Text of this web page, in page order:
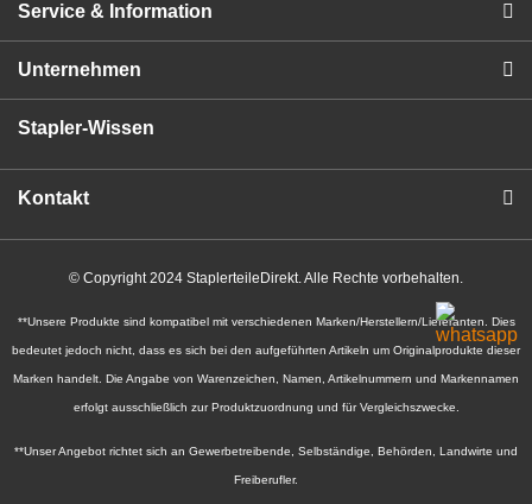
Service & Information
Unternehmen
Stapler-Wissen
Kontakt
© Copyright 2024 StaplerteileDirekt. Alle Rechte vorbehalten.
**Unsere Produkte sind kompatibel mit verschiedenen Marken/Herstellern/Lieferanten. Dies
bedeutet jedoch nicht, dass es sich bei den aufgeführten Artikeln um Originalprodukte dieser
Marken handelt. Die Angabe von Warenzeichen, Namen, Artikelnummern und Markennamen
erfolgt ausschließlich zur Produktzuordnung und für Vergleichszwecke.
**Unser Angebot richtet sich an Gewerbetreibende, Selbständige, Behörden, Landwirte und
Freiberufler.